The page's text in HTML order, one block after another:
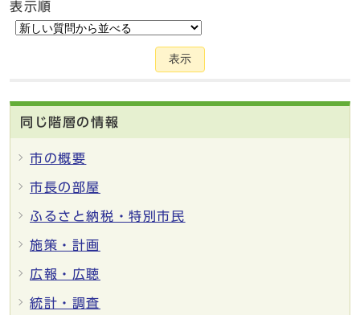
表示順
表示
同じ階層の情報
市の概要
市長の部屋
ふるさと納税・特別市民
施策・計画
広報・広聴
統計・調査